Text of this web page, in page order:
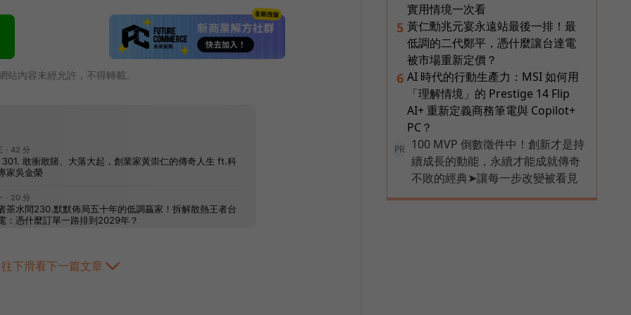
站內容未經允許，不得轉載。
往下滑看下一篇文章
實用情境一次看
5 黃仁勳兆元宴永遠站最後一排！最
低調的二代鄭平，憑什麼讓台達電
被市場重新定價？
6 AI 時代的行動生產力：MSI 如何用
「理解情境」的 Prestige 14 Flip
AI+ 重新定義商務筆電與 Copilot+
PC？
PR
100 MVP 倒數徵件中！創新才是持
續成長的動能，永續才能成就傳奇
不敗的經典➤讓每一步改變被看見